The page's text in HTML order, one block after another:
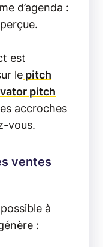
d’agenda :
est
le pitch
pitch
accroches
vous.
ventes
à
: